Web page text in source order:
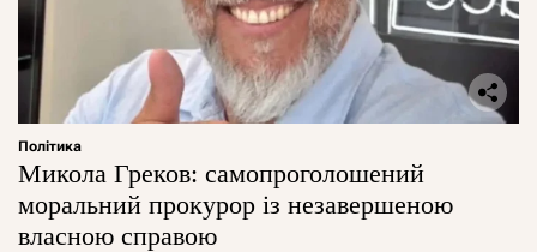
Політика
Микола Греков: самопроголошений
моральний прокурор із незавершеною
власною справою